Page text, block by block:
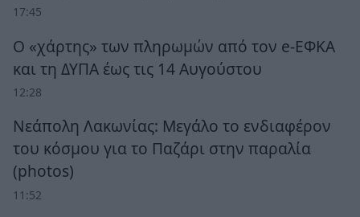
17:45
Ο «χάρτης» των πληρωμών από τον e-ΕΦΚΑ
και τη ΔΥΠΑ έως τις 14 Αυγούστου
12:28
Νεάπολη Λακωνίας: Μεγάλο το ενδιαφέρον
του κόσμου για το Παζάρι στην παραλία
(photos)
11:52